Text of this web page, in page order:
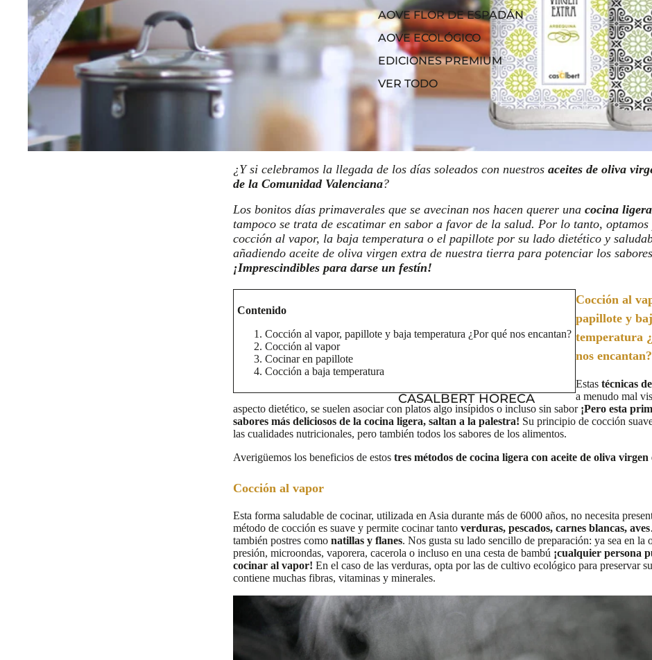
AOVE FLOR DE ESPADÁN
AOVE ECOLÓGICO
EDICIONES PREMIUM
VER TODO
CASALBERT HORECA
¿Y si celebramos la llegada de los días soleados con nuestros aceites de oliva
de la Comunidad Valenciana?
Los bonitos días primaverales que se avecinan nos hacen querer una cocina ligera
tampoco se trata de escatimar en sabor a favor de la salud. Por lo tanto,
cocción al vapor, la baja temperatura o el papillote por su lado dietético y
añadiendo aceite de oliva virgen extra de nuestra tierra para potenciar los sabores
¡Imprescindibles para darse un festín!
Contenido
Cocción al vapor, papillote y baja temperatura ¿Por qué nos encantan?
Cocción al vapor
Cocinar en papillote
Cocción a baja temperatura
Cocción al
papillote y
temperatura
nos encantan?
Estas técnicas
a menudo mal
aspecto dietético, se suelen asociar con platos algo insípidos o incluso sin sabor ¡Pero esta
sabores más deliciosos de la cocina ligera, saltan a la palestra! Su principio de cocción
las cualidades nutricionales, pero también todos los sabores de los alimentos.
Averigüemos los beneficios de estos tres métodos de cocina ligera con aceite de oliva virgen
Cocción al vapor
Esta forma saludable de cocinar, utilizada en Asia durante más de 6000 años, no necesita
método de cocción es suave y permite cocinar tanto verduras, pescados, carnes blancas, aves
también postres como natillas y flanes. Nos gusta su lado sencillo de preparación: ya sea en la
presión, microondas, vaporera, cacerola o incluso en una cesta de bambú ¡cualquier persona
cocinar al vapor! En el caso de las verduras, opta por las de cultivo ecológico para preservar
contiene muchas fibras, vitaminas y minerales.